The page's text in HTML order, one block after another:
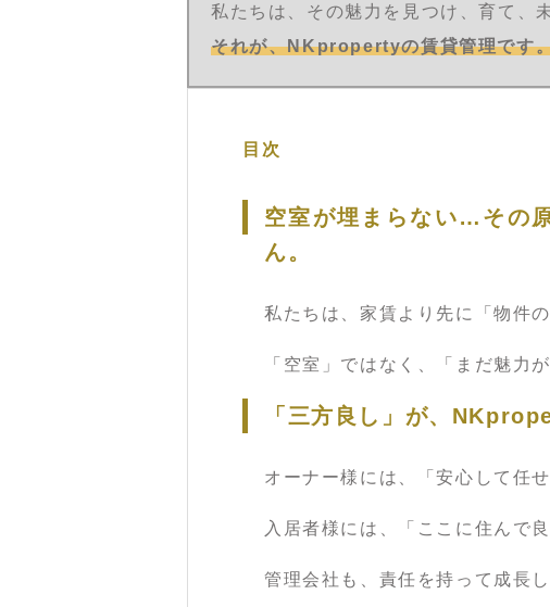
私たちは、その魅力を見つけ、育て、
それが、NKpropertyの賃貸管理です
目次
空室が埋まらない…その
ん。
私たちは、家賃より先に「物件
「空室」ではなく、「まだ魅力
「三方良し」が、
オーナー様には、「安心して任
入居者様には、「ここに住んで
管理会社も、責任を持って成長し